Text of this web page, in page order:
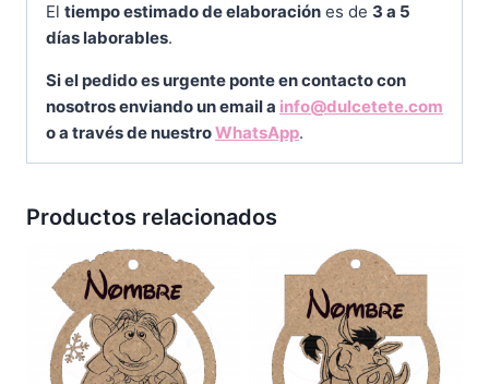
El tiempo estimado de elaboración es de 3 a 5
días laborables.
Si el pedido es urgente ponte en contacto con
nosotros enviando un email a info@dulcetete.com
o a través de nuestroWhatsApp.
Productos relacionados